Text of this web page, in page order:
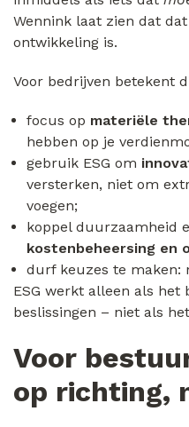
Wennink laat zien dat
ontwikkeling is.
Voor bedrijven betekent
focus op materiële
hebben op je
gebruik ESG om
versterken, niet om
voegen;
koppel duurzaamheid
kostenbeheersing en
durf keuzes te maken:
ESG werkt alleen als het
beslissingen – niet als
Voor
op richting,